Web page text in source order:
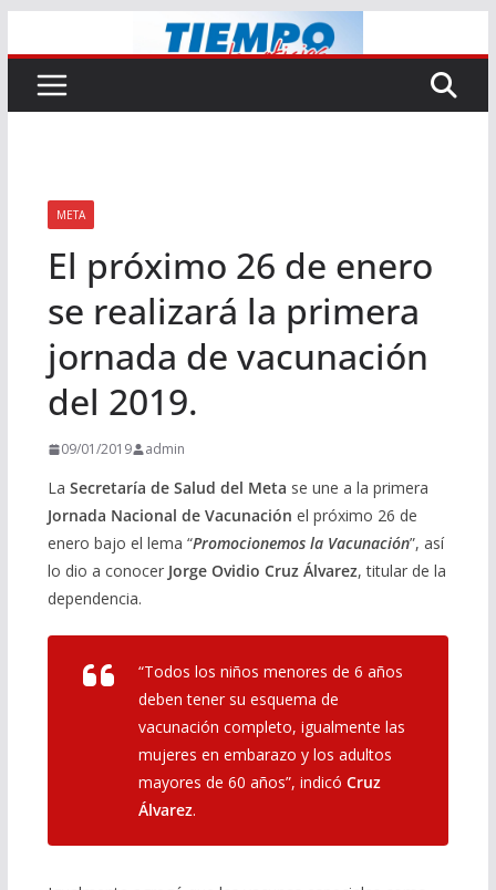
al
contenido
META
El próximo 26 de enero
se realizará la primera
jornada de vacunación
del 2019.
09/01/2019 admin
La Secretaría de Salud del Meta se une a la primera
Jornada Nacional de Vacunación el próximo 26 de
enero bajo el lema “Promocionemos la Vacunación”, así
lo dio a conocer Jorge Ovidio Cruz Álvarez, titular de la
dependencia.
“Todos los niños menores de 6 años
deben tener su esquema de
vacunación completo, igualmente las
mujeres en embarazo y los adultos
mayores de 60 años”, indicó Cruz
Álvarez.